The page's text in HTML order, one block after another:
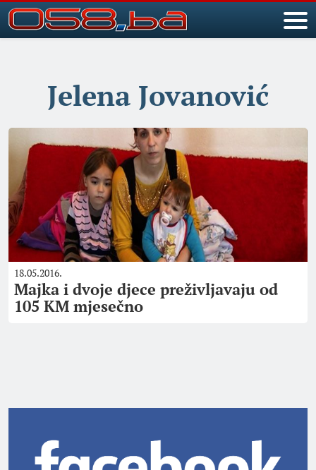
Jelena Jovanović
18.05.2016.
Majka i dvoje djece preživljavaju od
105 KM mjesečno